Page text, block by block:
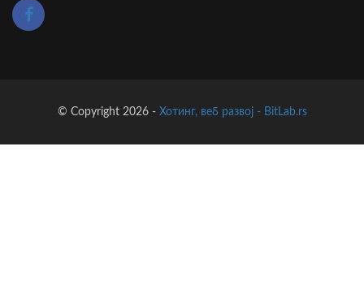
© Copyright 2026 - Хотинг, веб развој - BitLab.rs